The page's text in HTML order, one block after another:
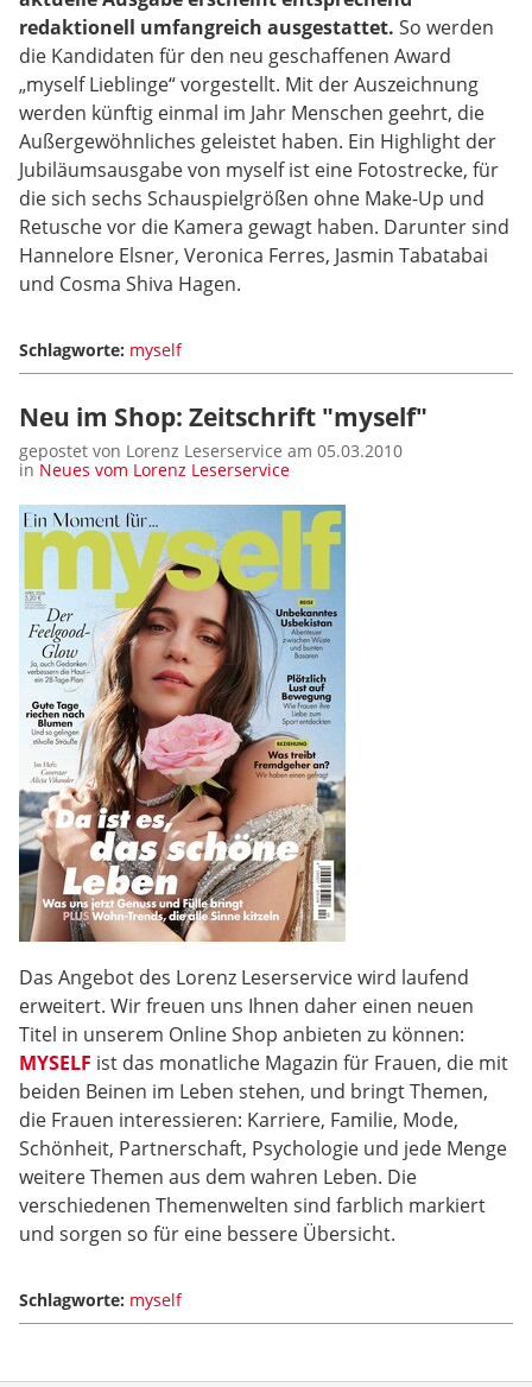
redaktionell umfangreich ausgestattet. So werden
die Kandidaten für den neu geschaffenen Award
„myself Lieblinge“ vorgestellt. Mit der Auszeichnung
werden künftig einmal im Jahr Menschen geehrt, die
Außergewöhnliches geleistet haben. Ein Highlight der
Jubiläumsausgabe von myself ist eine Fotostrecke, für
die sich sechs Schauspielgrößen ohne Make-Up und
Retusche vor die Kamera gewagt haben. Darunter sind
Hannelore Elsner, Veronica Ferres, Jasmin Tabatabai
und Cosma Shiva Hagen.
Schlagworte: myself
Neu im Shop: Zeitschrift "myself"
gepostet von Lorenz Leserservice am 05.03.2010
in Neues vom Lorenz Leserservice
Das Angebot des Lorenz Leserservice wird laufend
erweitert. Wir freuen uns Ihnen daher einen neuen
Titel in unserem Online Shop anbieten zu können:
MYSELF ist das monatliche Magazin für Frauen, die mit
beiden Beinen im Leben stehen, und bringt Themen,
die Frauen interessieren: Karriere, Familie, Mode,
Schönheit, Partnerschaft, Psychologie und jede Menge
weitere Themen aus dem wahren Leben. Die
verschiedenen Themenwelten sind farblich markiert
und sorgen so für eine bessere Übersicht.
Schlagworte: myself